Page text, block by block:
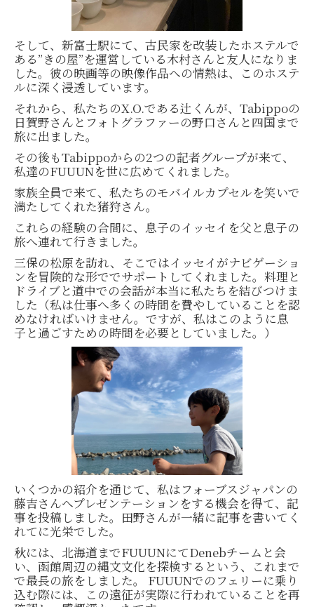
そして、新富士駅にて、古民家を改装したホステルで
ある”きの屋”を運営している木村さんと友人になりま
した。彼の映画等の映像作品への情熱は、このホステ
ルに深く浸透しています。
それから、私たちのX.O.である辻くんが、Tabippoの
日賀野さんとフォトグラファーの野口さんと四国まで
旅に出ました。
その後もTabippoからの2つの記者グループが来て、
私達のFUUUNを世に広めてくれました。
家族全員で来て、私たちのモバイルカプセルを笑いで
満たしてくれた猪狩さん。
これらの経験の合間に、息子のイッセイを父と息子の
旅へ連れて行きました。
三保の松原を訪れ、そこではイッセイがナビゲーショ
ンを冒険的な形ででサポートしてくれました。料理と
ドライブと道中での会話が本当に私たちを結びつけま
した（私は仕事へ多くの時間を費やしていることを認
めなければいけません。ですが、私はこのように息
子と過ごすための時間を必要としていました。）
いくつかの紹介を通じて、私はフォーブスジャパンの
藤吉さんへプレゼンテーションをする機会を得て、記
事を投稿しました。田野さんが一緒に記事を書いてく
れてに光栄でした。
秋には、北海道までFUUUNにてDenebチームと会
い、函館周辺の縄文文化を探検するという、これまで
で最長の旅をしました。 FUUUNでのフェリーに乗り
込む際には、この遠征が実際に行われていることを再